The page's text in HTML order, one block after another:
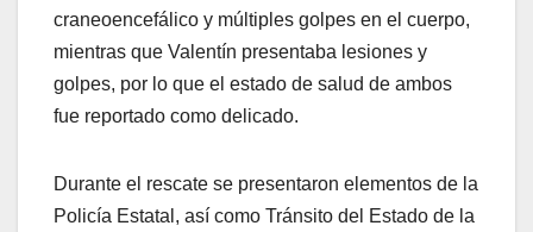
craneoencefálico y múltiples golpes en el cuerpo,
mientras que Valentín presentaba lesiones y
golpes, por lo que el estado de salud de ambos
fue reportado como delicado.
Durante el rescate se presentaron elementos de la
Policía Estatal, así como Tránsito del Estado de la